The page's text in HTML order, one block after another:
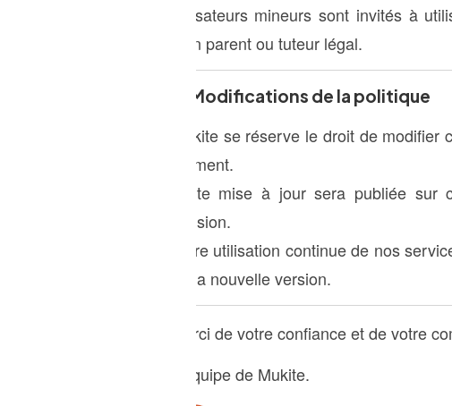
utilisateurs mineurs sont invités à
d’un parent ou tuteur légal.
9. Modifications de la politique
Mukite se réserve le droit de
moment.
Toute mise à jour sera publiée
révision.
Votre utilisation continue de nos
de la nouvelle version.
Merci de votre confiance et de votre
L'équipe de Mukite.